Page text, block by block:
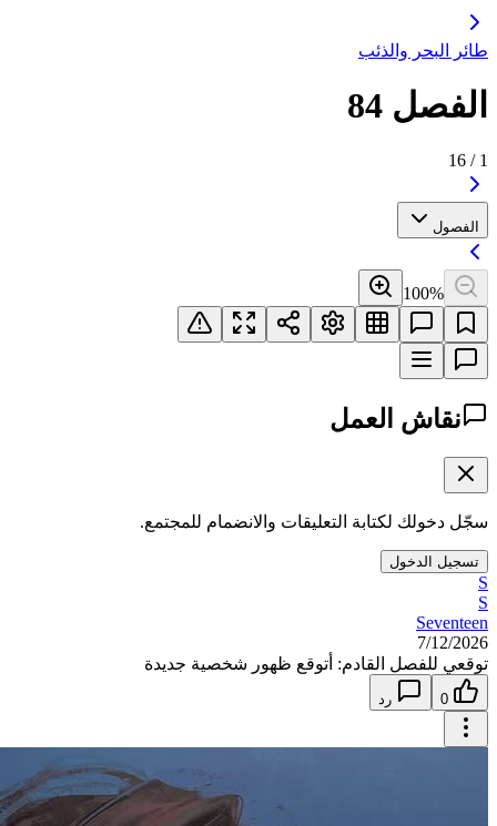
طائر البحر والذئب
الفصل 84
1
/
16
الفصول
100%
نقاش العمل
سجّل دخولك لكتابة التعليقات والانضمام للمجتمع.
تسجيل الدخول
S
S
Seventeen
7/12/2026
توقعي للفصل القادم: أتوقع ظهور شخصية جديدة
0 رد